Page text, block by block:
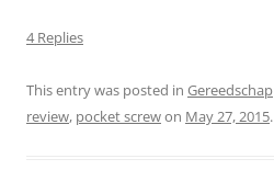
4 Replies
This entry was posted in Gereedschap
review, pocket screwon May 27, 2015.